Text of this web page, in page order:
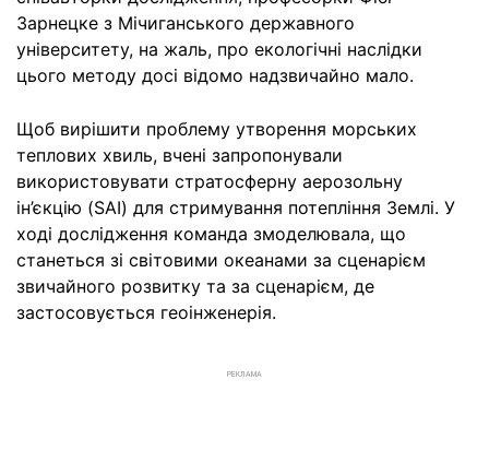
Зарнецке з Мічиганського державного
університету, на жаль, про екологічні наслідки
цього методу досі відомо надзвичайно мало.
Щоб вирішити проблему утворення морських
теплових хвиль, вчені запропонували
використовувати стратосферну аерозольну
ін’єкцію (SAI) для стримування потепління Землі. У
ході дослідження команда змоделювала, що
станеться зі світовими океанами за сценарієм
звичайного розвитку та за сценарієм, де
застосовується геоінженерія.
РЕКЛАМА